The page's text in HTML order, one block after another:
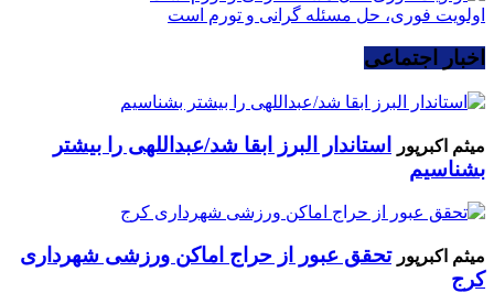
اولویت فوری، حل مسئله گرانی و تورم است
اخبار اجتماعی
میثم اکبرپور
استاندار البرز ابقا شد/عبداللهی را بیشتر
بشناسیم
میثم اکبرپور تحقق عبور از حراج اماکن ورزشی شهرداری
کرج